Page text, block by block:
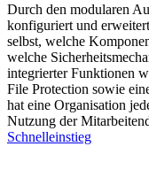
Durch den modularen
konfiguriert und
selbst, welche
welche
integrierter Funktionen
File Protection sowie
hat eine Organisation
Nutzung der
Schnelleinstieg